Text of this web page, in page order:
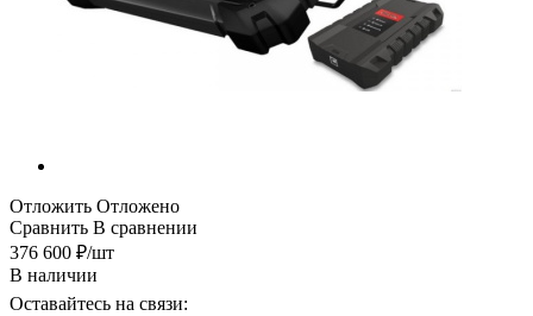
Отложить Отложено
Сравнить В сравнении
376 600 ₽/шт
В наличии
Оставайтесь на связи: